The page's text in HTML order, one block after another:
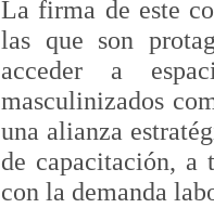
La firma de este
las que son
acceder a
masculinizados
una alianza
de capacitación, a
con la demanda